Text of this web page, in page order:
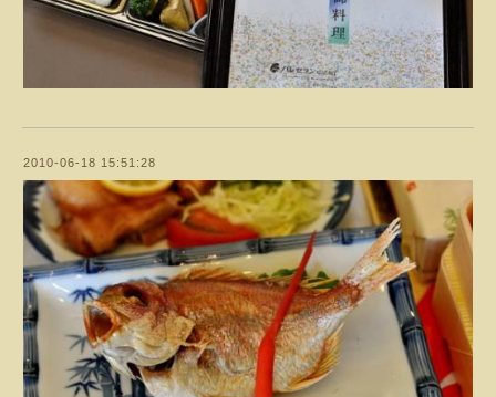
2010-06-18 15:51:28